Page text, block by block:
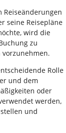
Reiseänderungen
seine Reisepläne
wird die
zu
Rolle
und dem
oder
werden,
und